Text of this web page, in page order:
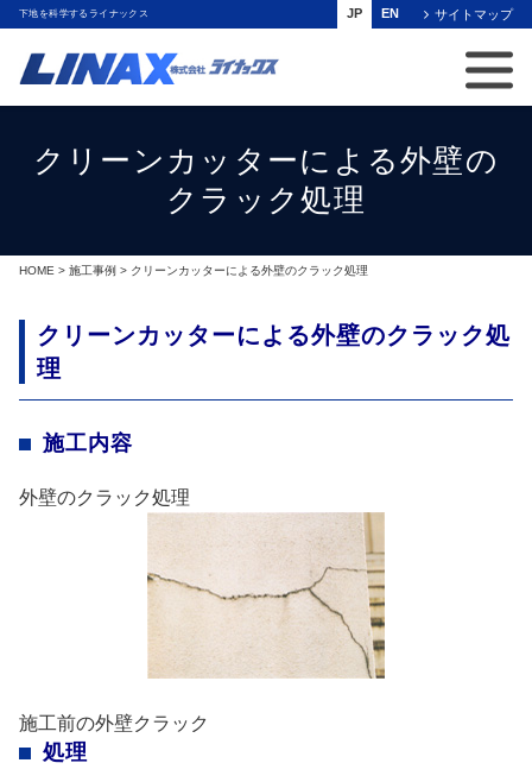
下地を科学するライナックス サイトマップ
JP EN
クリーンカッターによる外壁の
クラック処理
HOME > 施工事例 > クリーンカッターによる外壁のクラック処理
クリーンカッターによる外壁のクラック処
理
施工内容
外壁のクラック処理
施工前の外壁クラック
処理